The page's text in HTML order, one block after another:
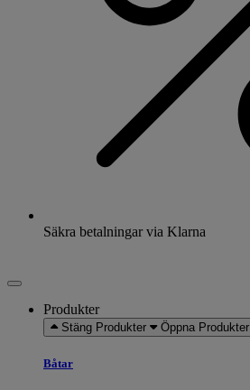
Säkra betalningar via Klarna
Produkter
Stäng Produkter Öppna Produkter
Båtar